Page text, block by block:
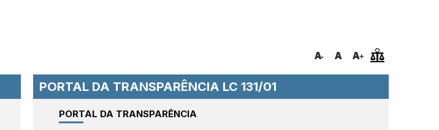
PORTAL DA TRANSPARÊNCIA LC 131/01
PORTAL DA TRANSPARÊNCIA